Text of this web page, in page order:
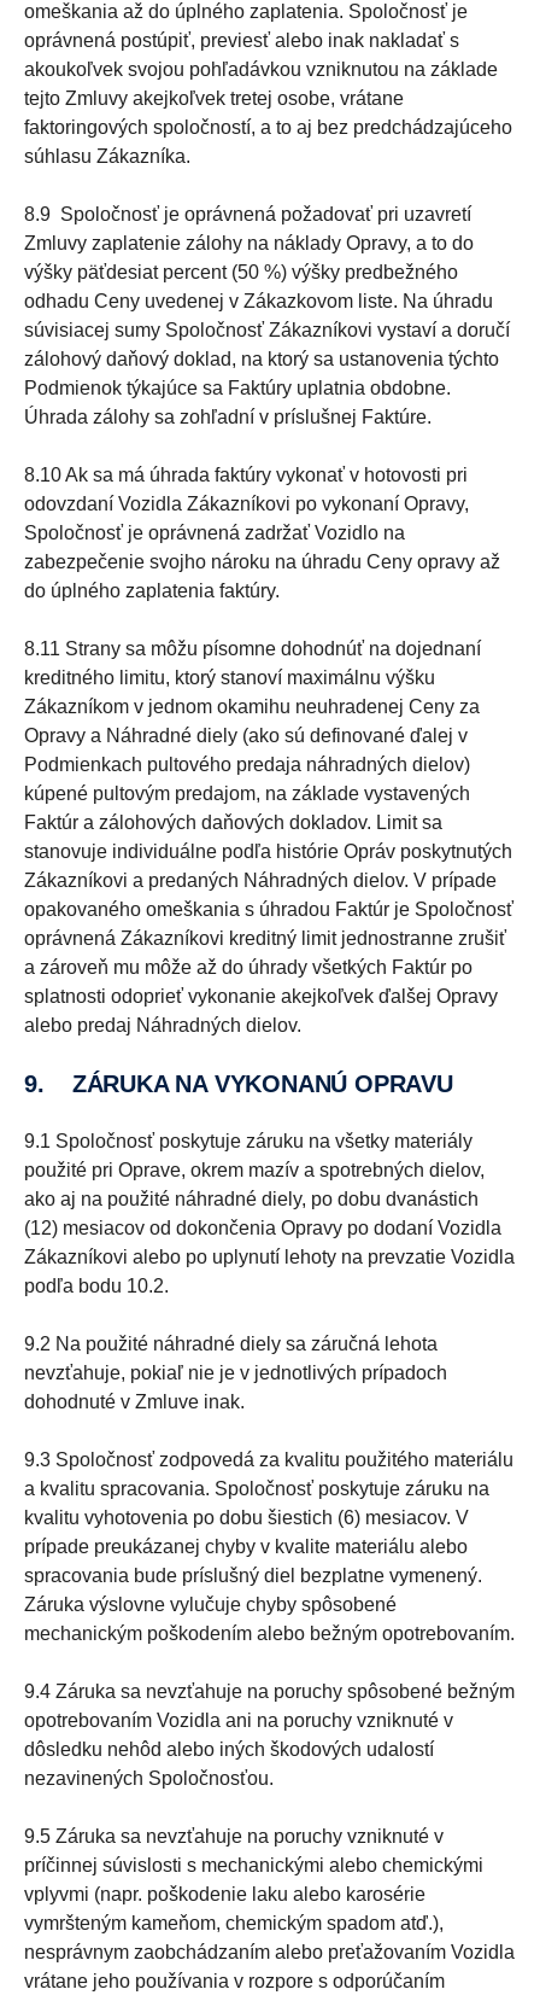
omeškania až do úplného zaplatenia. Spoločnosť je
oprávnená postúpiť, previesť alebo inak nakladať s
akoukoľvek svojou pohľadávkou vzniknutou na základe
tejto Zmluvy akejkoľvek tretej osobe, vrátane
faktoringových spoločností, a to aj bez predchádzajúceho
súhlasu Zákazníka.
8.9 Spoločnosť je oprávnená požadovať pri uzavretí
Zmluvy zaplatenie zálohy na náklady Opravy, a to do
výšky päťdesiat percent (50 %) výšky predbežného
odhadu Ceny uvedenej v Zákazkovom liste. Na úhradu
súvisiacej sumy Spoločnosť Zákazníkovi vystaví a doručí
zálohový daňový doklad, na ktorý sa ustanovenia týchto
Podmienok týkajúce sa Faktúry uplatnia obdobne.
Úhrada zálohy sa zohľadní v príslušnej Faktúre.
8.10 Ak sa má úhrada faktúry vykonať v hotovosti pri
odovzdaní Vozidla Zákazníkovi po vykonaní Opravy,
Spoločnosť je oprávnená zadržať Vozidlo na
zabezpečenie svojho nároku na úhradu Ceny opravy až
do úplného zaplatenia faktúry.
8.11 Strany sa môžu písomne dohodnúť na dojednaní
kreditného limitu, ktorý stanoví maximálnu výšku
Zákazníkom v jednom okamihu neuhradenej Ceny za
Opravy a Náhradné diely (ako sú definované ďalej v
Podmienkach pultového predaja náhradných dielov)
kúpené pultovým predajom, na základe vystavených
Faktúr a zálohových daňových dokladov. Limit sa
stanovuje individuálne podľa histórie Opráv poskytnutých
Zákazníkovi a predaných Náhradných dielov. V prípade
opakovaného omeškania s úhradou Faktúr je Spoločnosť
oprávnená Zákazníkovi kreditný limit jednostranne zrušiť
a zároveň mu môže až do úhrady všetkých Faktúr po
splatnosti odoprieť vykonanie akejkoľvek ďalšej Opravy
alebo predaj Náhradných dielov.
9. ZÁRUKA NA VYKONANÚ OPRAVU
9.1 Spoločnosť poskytuje záruku na všetky materiály
použité pri Oprave, okrem mazív a spotrebných dielov,
ako aj na použité náhradné diely, po dobu dvanástich
(12) mesiacov od dokončenia Opravy po dodaní Vozidla
Zákazníkovi alebo po uplynutí lehoty na prevzatie Vozidla
podľa bodu 10.2.
9.2 Na použité náhradné diely sa záručná lehota
nevzťahuje, pokiaľ nie je v jednotlivých prípadoch
dohodnuté v Zmluve inak.
9.3 Spoločnosť zodpovedá za kvalitu použitého materiálu
a kvalitu spracovania. Spoločnosť poskytuje záruku na
kvalitu vyhotovenia po dobu šiestich (6) mesiacov. V
prípade preukázanej chyby v kvalite materiálu alebo
spracovania bude príslušný diel bezplatne vymenený.
Záruka výslovne vylučuje chyby spôsobené
mechanickým poškodením alebo bežným opotrebovaním.
9.4 Záruka sa nevzťahuje na poruchy spôsobené bežným
opotrebovaním Vozidla ani na poruchy vzniknuté v
dôsledku nehôd alebo iných škodových udalostí
nezavinených Spoločnosťou.
9.5 Záruka sa nevzťahuje na poruchy vzniknuté v
príčinnej súvislosti s mechanickými alebo chemickými
vplyvmi (napr. poškodenie laku alebo karosérie
vymršteným kameňom, chemickým spadom atď.),
nesprávnym zaobchádzaním alebo preťažovaním Vozidla
vrátane jeho používania v rozpore s odporúčaním